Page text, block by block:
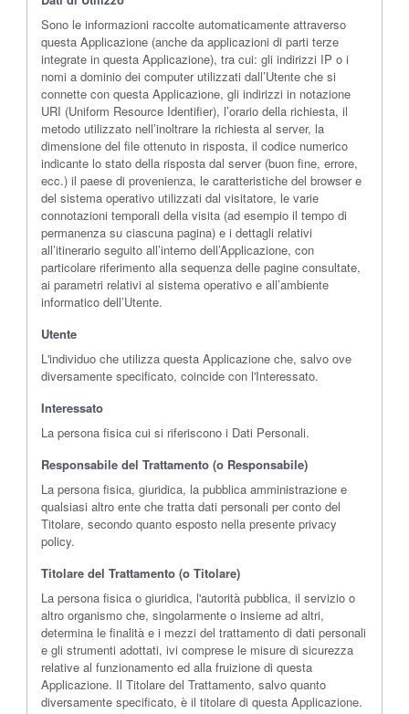
Sono le informazioni raccolte automaticamente attraverso
questa Applicazione (anche da applicazioni di parti terze
integrate in questa Applicazione), tra cui: gli indirizzi IP o i
nomi a dominio dei computer utilizzati dall’Utente che si
connette con questa Applicazione, gli indirizzi in notazione
URI (Uniform Resource Identifier), l’orario della richiesta, il
metodo utilizzato nell’inoltrare la richiesta al server, la
dimensione del file ottenuto in risposta, il codice numerico
indicante lo stato della risposta dal server (buon fine, errore,
ecc.) il paese di provenienza, le caratteristiche del browser e
del sistema operativo utilizzati dal visitatore, le varie
connotazioni temporali della visita (ad esempio il tempo di
permanenza su ciascuna pagina) e i dettagli relativi
all’itinerario seguito all’interno dell’Applicazione, con
particolare riferimento alla sequenza delle pagine consultate,
ai parametri relativi al sistema operativo e all’ambiente
informatico dell’Utente.
Utente
L'individuo che utilizza questa Applicazione che, salvo ove
diversamente specificato, coincide con l'Interessato.
Interessato
La persona fisica cui si riferiscono i Dati Personali.
Responsabile del Trattamento (o Responsabile)
La persona fisica, giuridica, la pubblica amministrazione e
qualsiasi altro ente che tratta dati personali per conto del
Titolare, secondo quanto esposto nella presente privacy
policy.
Titolare del Trattamento (o Titolare)
La persona fisica o giuridica, l'autorità pubblica, il servizio o
altro organismo che, singolarmente o insieme ad altri,
determina le finalità e i mezzi del trattamento di dati personali
e gli strumenti adottati, ivi comprese le misure di sicurezza
relative al funzionamento ed alla fruizione di questa
Applicazione. Il Titolare del Trattamento, salvo quanto
diversamente specificato, è il titolare di questa Applicazione.